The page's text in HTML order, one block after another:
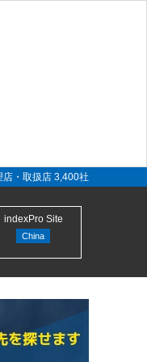
・取扱店 3,400社
indexPro Site
China